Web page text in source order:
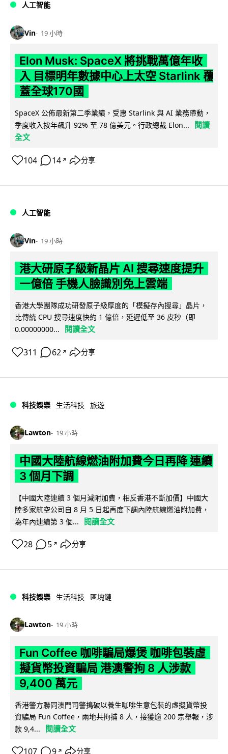
人工智能
Vin 19 小時
Elon Musk: SpaceX 將挑戰萬億年收
入 目標明年數據中心上太空 Starlink 覆
蓋全球170國
SpaceX 公佈最新第二季業績，受惠 Starlink 與 AI 業務帶動，
季度收入按年飆升 92% 至 78 億美元。行政總裁 Elon...
閱讀
全文
104 14 ↗ 分享
人工智能
Vin 19 小時
港大研原子級新晶片 AI 搜尋速度提升
一億倍 手機人臉識別免上雲端
香港大學團隊成功研發原子級厚度的「模擬存內搜尋」晶片，
比傳統 CPU 搜尋速度快約 1 億倍，延遲低至 36 皮秒（即
0.00000000...
閱讀全文
311 62 ↗ 分享
科技娛樂 生活科技 旅遊
Lawton 19 小時
中國大陸航線燃油附加費今日再降 連續
3 個月下調
【中國大陸連續 3 個月減附加費，相反香港不斷加價】中國大
陸多家航空公司自 8 月 5 日起再度下調內陸航線燃油附加費，
為年內連續第 3 個...
閱讀全文
28 5 ↗ 分享
科技娛樂 生活科技 區塊鏈
Lawton 19 小時
Fun Coffee 咖啡騙局爆煲 咖啡包裝虛
擬貨幣投資騙局 港澳警拘 8 人涉款
9,400 萬元
香港警方聯同澳門司警搗破以養生咖啡生意包裝的虛擬貨幣投
資騙局 Fun Coffee，兩地共拘捕 8 人，接獲逾 200 宗舉報，涉
款 9,4...
閱讀全文
107 9 ↗ 分享